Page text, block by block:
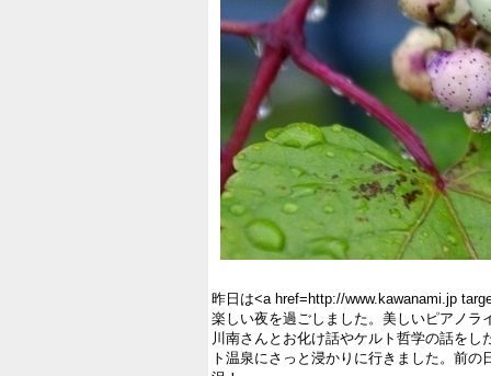
昨日は<a href=http://www.kawanami.jp
楽しい夜を過ごしました。美しいピアノラ
川南さんとお化け話やケルト哲学の話を
ト温泉にさっと浸かりに行きました。前